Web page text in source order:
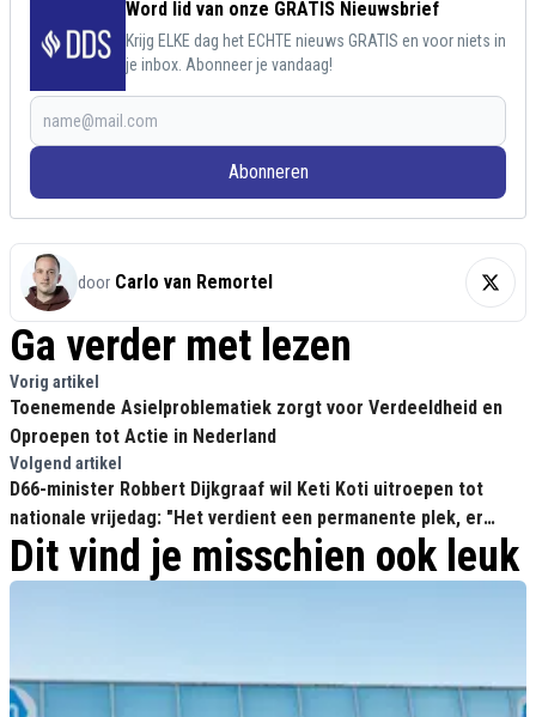
Word lid van onze GRATIS Nieuwsbrief
Krijg ELKE dag het ECHTE nieuws GRATIS en voor niets in
je inbox. Abonneer je vandaag!
Abonneren
door Carlo van Remortel
Ga verder met lezen
Vorig artikel
Toenemende Asielproblematiek zorgt voor Verdeeldheid en
Oproepen tot Actie in Nederland
Volgend artikel
D66-minister Robbert Dijkgraaf wil Keti Koti uitroepen tot
nationale vrijedag: "Het verdient een permanente plek, er
moet een prominente dialoog plaatsvinden"
Dit vind je misschien ook leuk